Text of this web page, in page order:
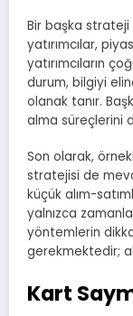
Bir başka strateji
yatırımcılar,
yatırımcıların
durum, bilgiyi
olanak tanır.
alma süreçlerini
Son olarak,
stratejisi de
küçük alım-
yalnızca
yöntemlerin
gerekmektedir;
Kart